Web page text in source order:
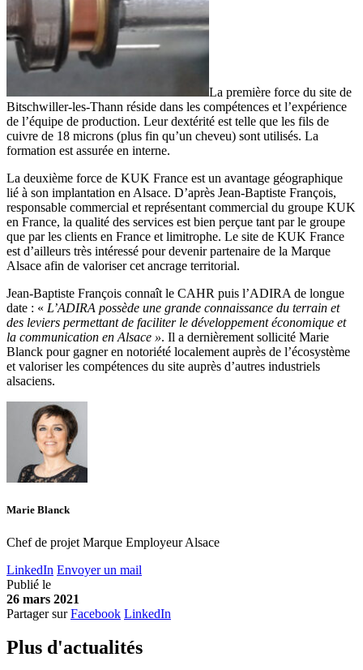
La première force du site de
Bitschwiller-les-Thann réside dans les compétences et l’expérience
de l’équipe de production. Leur dextérité est telle que les fils de
cuivre de 18 microns (plus fin qu’un cheveu) sont utilisés. La
formation est assurée en interne.
La deuxième force de KUK France est un avantage géographique
lié à son implantation en Alsace. D’après Jean-Baptiste François,
responsable commercial et représentant commercial du groupe KUK
en France, la qualité des services est bien perçue tant par le groupe
que par les clients en France et limitrophe. Le site de KUK France
est d’ailleurs très intéressé pour devenir partenaire de la Marque
Alsace afin de valoriser cet ancrage territorial.
Jean-Baptiste François connaît le CAHR puis l’ADIRA de longue
date : « L’ADIRA possède une grande connaissance du terrain et
des leviers permettant de faciliter le développement économique et
la communication en Alsace ». Il a dernièrement sollicité Marie
Blanck pour gagner en notoriété localement auprès de l’écosystème
et valoriser les compétences du site auprès d’autres industriels
alsaciens.
Marie Blanck
Chef de projet Marque Employeur Alsace
LinkedIn Envoyer un mail
Publié le
26 mars 2021
Partager sur Facebook LinkedIn
Plus d'actualités